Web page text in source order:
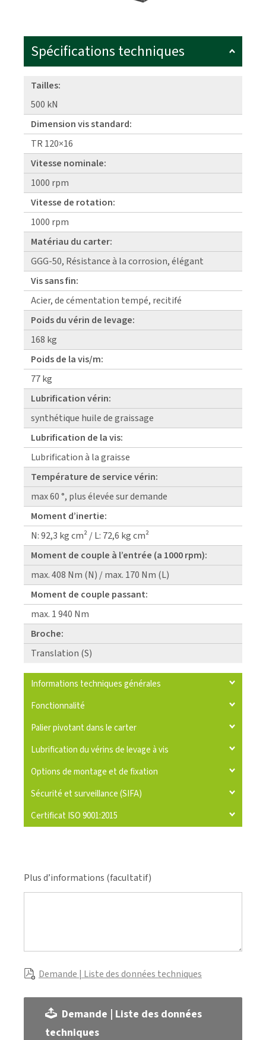
Spécifications techniques
Tailles:
500 kN
Dimension vis standard:
TR 120×16
Vitesse nominale:
1000 rpm
Vitesse de rotation:
1000 rpm
Matériau du carter:
GGG-50, Résistance à la corrosion, élégant
Vis sans fin:
Acier, de cémentation tempé, recitifé
Poids du vérin de levage:
168 kg
Poids de la vis/m:
77 kg
Lubrification vérin:
synthétique huile de graissage
Lubrification de la vis:
Lubrification à la graisse
Température de service vérin:
max 60 °, plus élevée sur demande
Moment d’inertie:
N: 92,3 kg cm² / L: 72,6 kg cm²
Moment de couple à l’entrée (a 1000 rpm):
max. 408 Nm (N) / max. 170 Nm (L)
Moment de couple passant:
max. 1 940 Nm
Broche:
Translation (S)
Informations techniques générales
Fonctionnalité
Palier pivotant dans le carter
Lubrification du vérins de levage à vis
Options de montage et de fixation
Sécurité et surveillance (SIFA)
Certificat ISO 9001:2015
Plus d’informations (facultatif)
Demande | Liste des données techniques
Demande | Liste des données
techniques